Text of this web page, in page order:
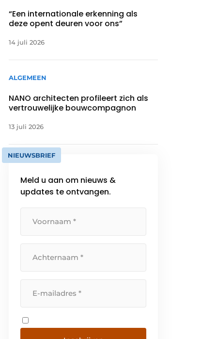
“Een internationale erkenning als
deze opent deuren voor ons”
14 juli 2026
ALGEMEEN
NANO architecten profileert zich als
vertrouwelijke bouwcompagnon
13 juli 2026
NIEUWSBRIEF
Meld u aan om nieuws &
updates te ontvangen.